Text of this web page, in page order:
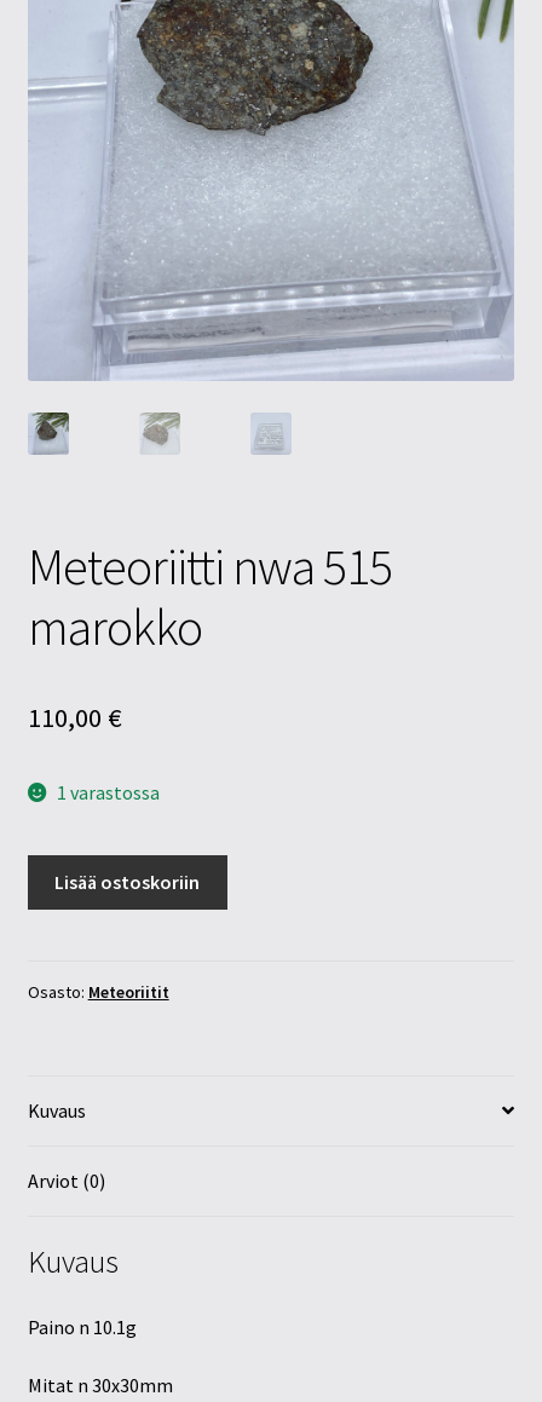
Tietosuojaseloste
Tuotteet
Meteoriitti nwa 515
marokko
110,00 €
1 varastossa
määrä
Lisää ostoskoriin
Osasto: Meteoriitit
Kuvaus
Arviot (0)
Kuvaus
Paino n 10.1g
Mitat n 30x30mm